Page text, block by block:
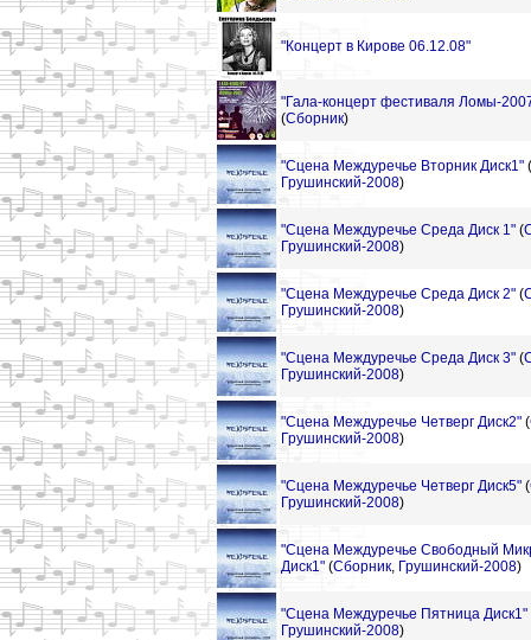
"Концерт в Кирове 06.12.08"
"Гала-концерт фестиваля Ломы-2007
(Сборник)
"Сцена Междуречье Вторник Диск1" (
Грушинский-2008)
"Сцена Междуречье Среда Диск 1" (
Грушинский-2008)
"Сцена Междуречье Среда Диск 2" (
Грушинский-2008)
"Сцена Междуречье Среда Диск 3" (
Грушинский-2008)
"Сцена Междуречье Четверг Диск2" (
Грушинский-2008)
"Сцена Междуречье Четверг Диск5" (
Грушинский-2008)
"Сцена Междуречье Свободный
Диск1" (Сборник, Грушинский-2008)
"Сцена Междуречье Пятница Диск1"
Грушинский-2008)